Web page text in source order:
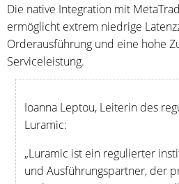
Die native Integration mit
ermöglicht extrem niedrige
Orderausführung und eine hohe
Serviceleistung.
Ioanna Leptou, Leiterin des
Luramic:
„Luramic ist ein regulierter
und Ausführungspartner, der